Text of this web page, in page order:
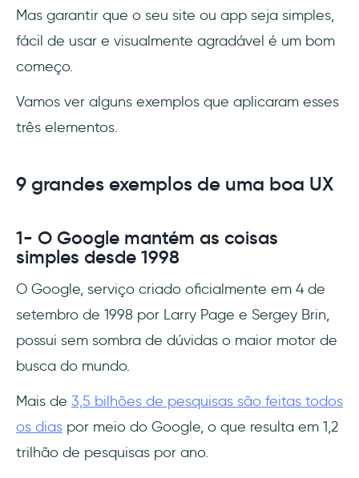
Mas garantir que o seu site ou app seja simples,
fácil de usar e visualmente agradável é um bom
começo.
Vamos ver alguns exemplos que aplicaram esses
três elementos.
9 grandes exemplos de uma boa UX
1- O Google mantém as coisas
simples desde 1998
O Google, serviço criado oficialmente em 4 de
setembro de 1998 por Larry Page e Sergey Brin,
possui sem sombra de dúvidas o maior motor de
busca do mundo.
Mais de 3,5 bilhões de pesquisas são feitas todos
os dias por meio do Google, o que resulta em 1,2
trilhão de pesquisas por ano.